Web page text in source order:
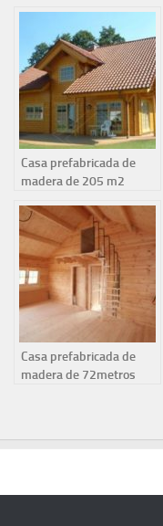
Casa prefabricada de
madera de 205 m2
Casa prefabricada de
madera de 72metros